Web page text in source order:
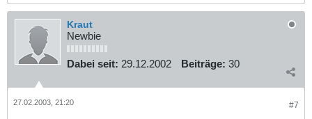
Kraut
Newbie
Dabei seit: 29.12.2002 Beiträge: 30
#7
27.02.2003, 21:20